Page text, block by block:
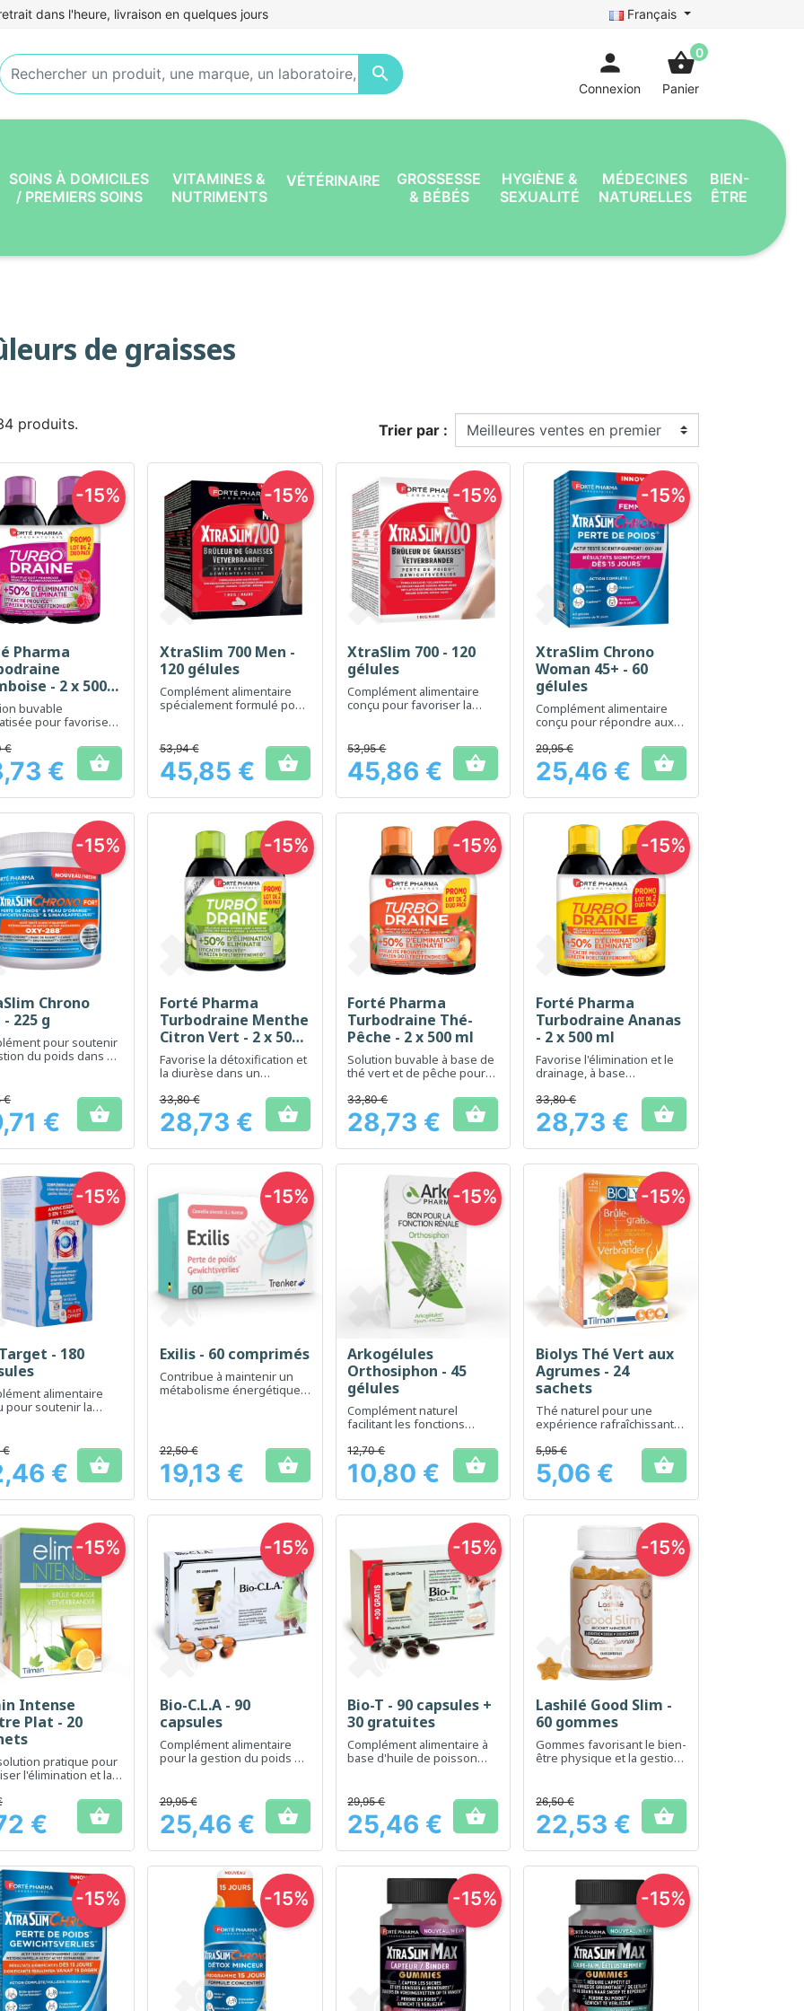
dans l'heure, livraison en quelques jours Français
 person
Connexion
shopping_basket0
Panier
SOINS À DOMICILES
/ PREMIERS SOINS
VITAMINES &
NUTRIMENTS
VÉTÉRINAIRE
GROSSESSE
& BÉBÉS
HYGIÈNE &
SEXUALITÉ
MÉDECINES
NATURELLES
BIEN-
ÊTRE
de graisses
produits. Trier par :
Aperçu rapide
Pharma
- 2 x 500
buvable
pour favoriser
€
€ 
-15%
Aperçu rapide
XtraSlim 700 Men -
120 gélules
Complément alimentaire
spécialement formulé pour
Prix
53,94 €
45,85 € 
-15%
Aperçu rapide
XtraSlim 700 - 120
gélules
Complément alimentaire
conçu pour favoriser la
Prix
53,95 €
45,86 € 
-15%
Aperçu rapide
XtraSlim Chrono
Woman 45+ - 60
gélules
Complément alimentaire
conçu pour répondre aux
femmes de plus de 45 ans
Prix
29,95 €
25,46 € 
-15%
Aperçu rapide
Chrono
225 g
pour soutenir
du poids dans un
€
€ 
-15%
Aperçu rapide
Forté Pharma
Turbodraine Menthe
Citron Vert - 2 x 500
ml
Favorise la détoxification et
la diurèse dans un
menthe et citron vert
Prix
33,80 €
28,73 € 
-15%
Aperçu rapide
Forté Pharma
Turbodraine Thé-
Pêche - 2 x 500 ml
Solution buvable à base de
thé vert et de pêche pour
le drainage du corps.
Prix
33,80 €
28,73 € 
-15%
Aperçu rapide
Forté Pharma
Turbodraine Ananas
- 2 x 500 ml
Favorise l'élimination et le
drainage, à base
Prix
33,80 €
28,73 € 
-15%
 Aperçu rapide
- 180
alimentaire
pour soutenir la
€
€ 
-15%
 Aperçu rapide
Exilis - 60 comprimés
Contribue à maintenir un
métabolisme énergétique
Prix
22,50 €
19,13 € 
-15%
Aperçu rapide
Arkogélules
Orthosiphon - 45
gélules
Complément naturel
facilitant les fonctions
Prix
12,70 €
10,80 € 
-15%
Aperçu rapide
Biolys Thé Vert aux
Agrumes - 24
sachets
Thé naturel pour une
expérience rafraîchissante
Prix
5,95 €
5,06 € 
-15%
Aperçu rapide
Intense
Plat - 20
pratique pour
l'élimination et la
€ 
-15%
Aperçu rapide
Bio-C.L.A - 90
capsules
Complément alimentaire
pour la gestion du poids et
Prix
29,95 €
25,46 € 
-15%
 Aperçu rapide
Bio-T - 90 capsules +
30 gratuites
Complément alimentaire à
base d'huile de poisson
Prix
29,95 €
25,46 € 
-15%
 Aperçu rapide
Lashilé Good Slim -
60 gommes
Gommes favorisant le bien-
être physique et la gestion
Prix
26,50 €
22,53 € 
-15%
-15% -15% -15% -15%